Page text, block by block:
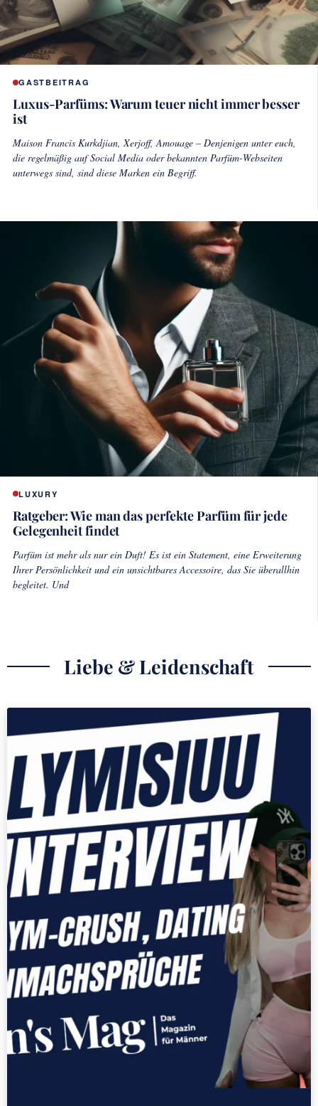
GASTBEITRAG
Luxus-Parfüms: Warum teuer nicht immer besser
ist
Maison Francis Kurkdjian, Xerjoff, Amouage – Denjenigen unter euch,
die regelmäßig auf Social Media oder bekannten Parfüm-Webseiten
unterwegs sind, sind diese Marken ein Begriff.
LUXURY
Ratgeber: Wie man das perfekte Parfüm für jede
Gelegenheit findet
Parfüm ist mehr als nur ein Duft! Es ist ein Statement, eine Erweiterung
Ihrer Persönlichkeit und ein unsichtbares Accessoire, das Sie überallhin
begleitet. Und
Liebe & Leidenschaft